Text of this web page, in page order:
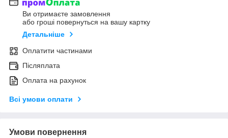
Ви отримаєте замовлення
або гроші повернуться на вашу картку
Детальніше
Оплатити частинами
Післяплата
Оплата на рахунок
Всі умови оплати
Умови повернення